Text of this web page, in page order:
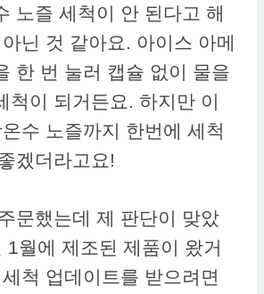
노즐 세척이 안 된다고 해
닌 것 같아요. 아이스 아메
한 번 눌러 캡슐 없이 물을
척이 되거든요. 하지만 이
수 노즐까지 한번에 세척
겠더라고요!
문했는데 제 판단이 맞았
1월에 제조된 제품이 왔거
척 업데이트를 받으려면